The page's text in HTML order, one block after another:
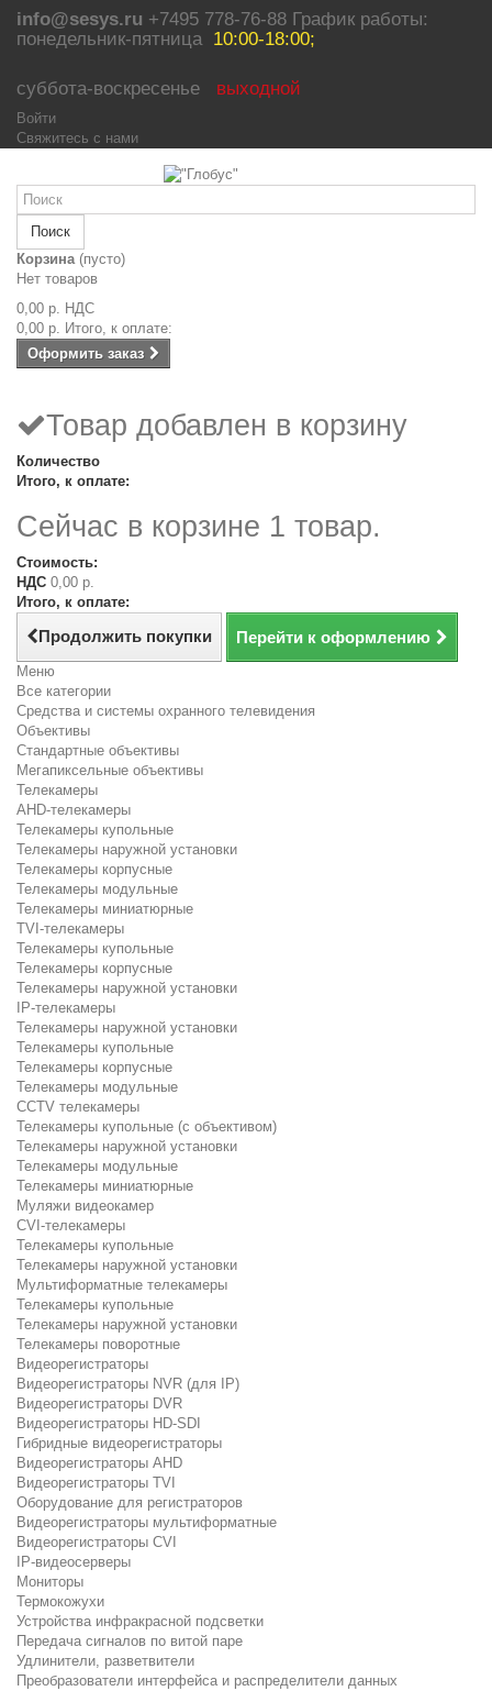
info@sesys.ru +7495 778-76-88 График работы:
понедельник-пятница 10:00-18:00;
суббота-воскресенье выходной
Войти
Свяжитесь с нами
Поиск
Корзина (пусто)
Нет товаров
0,00 р. НДС
0,00 р. Итого, к оплате:
Оформить заказ
Товар добавлен в корзину
Количество
Итого, к оплате:
Сейчас в корзине 1 товар.
Стоимость:
НДС 0,00 р.
Итого, к оплате:
Продолжить покупки Перейти к оформлению
Меню
Все категории
Средства и системы охранного телевидения
Объективы
Стандартные объективы
Мегапиксельные объективы
Телекамеры
AHD-телекамеры
Телекамеры купольные
Телекамеры наружной установки
Телекамеры корпусные
Телекамеры модульные
Телекамеры миниатюрные
TVI-телекамеры
Телекамеры купольные
Телекамеры корпусные
Телекамеры наружной установки
IP-телекамеры
Телекамеры наружной установки
Телекамеры купольные
Телекамеры корпусные
Телекамеры модульные
CCTV телекамеры
Телекамеры купольные (с объективом)
Телекамеры наружной установки
Телекамеры модульные
Телекамеры миниатюрные
Муляжи видеокамер
CVI-телекамеры
Телекамеры купольные
Телекамеры наружной установки
Мультиформатные телекамеры
Телекамеры купольные
Телекамеры наружной установки
Телекамеры поворотные
Видеорегистраторы
Видеорегистраторы NVR (для IP)
Видеорегистраторы DVR
Видеорегистраторы HD-SDI
Гибридные видеорегистраторы
Видеорегистраторы AHD
Видеорегистраторы TVI
Оборудование для регистраторов
Видеорегистраторы мультиформатные
Видеорегистраторы CVI
IP-видеосерверы
Мониторы
Термокожухи
Устройства инфракрасной подсветки
Передача сигналов по витой паре
Удлинители, разветвители
Преобразователи интерфейса и распределители данных